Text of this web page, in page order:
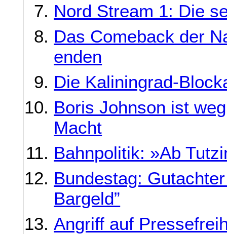
Nord Stream 1: Die
Das Comeback der
enden
Die Kaliningrad-
Boris Johnson ist
Macht
Bahnpolitik: »Ab
Bundestag:
Bargeld”
Angriff auf